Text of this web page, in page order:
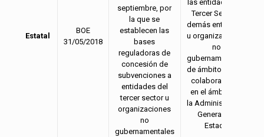
Estatal
BOE
31/05/2018
septiembre, por
la que se
establecen las
bases
reguladoras de
concesión de
subvenciones a
entidades del
tercer sector u
organizaciones
no
gubernamentales
las entidades del
Tercer Sector y
demás entidades
u organizaciones
no
gubernamentales
de ámbito estatal
colaboradoras
en el ámbito de
la Administración
General del
Estado